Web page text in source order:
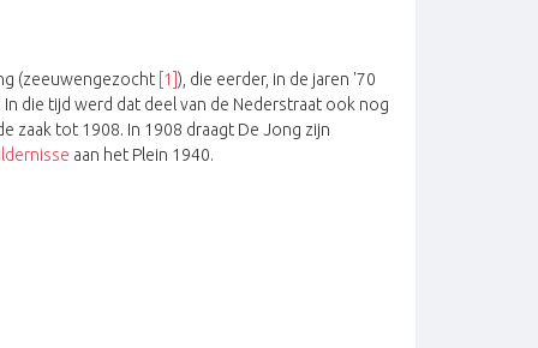
(zeeuwengezocht [1] ), die eerder, in de jaren '70
die tijd werd dat deel van de Nederstraat ook nog
zaak tot 1908. In 1908 draagt De Jong zijn
aan het Plein 1940.